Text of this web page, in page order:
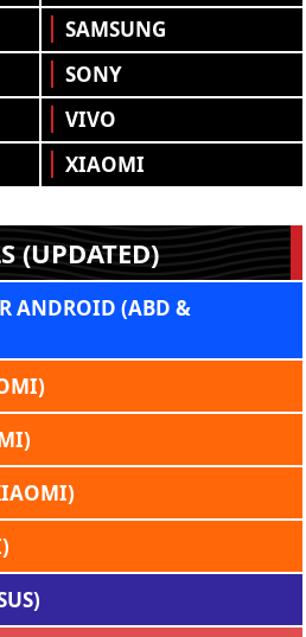
SAMSUNG
SONY
VIVO
XIAOMI
(UPDATED)
ANDROID (ABD &